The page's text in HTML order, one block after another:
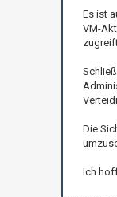
Es ist
VM-
Die
Ich